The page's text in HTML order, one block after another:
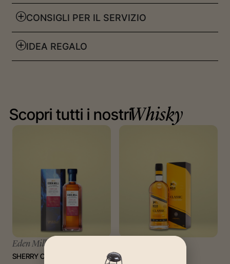
CONSIGLI PER IL SERVIZIO
IDEA REGALO
Scopri tutti i nostriWhisky
Eden Mill
SHERRY CASK
CLASSIC